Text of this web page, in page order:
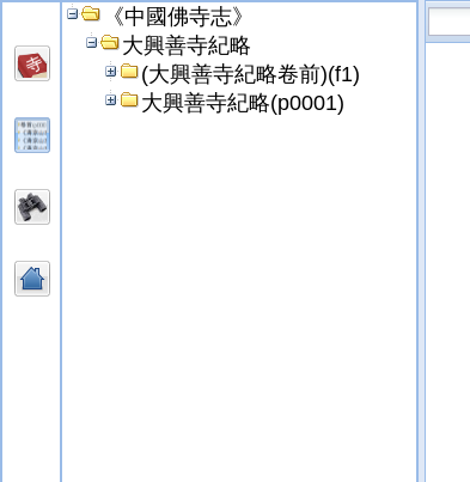
《中國佛寺志》
大興善寺紀略
(大興善寺紀略卷前)(f1)
大興善寺紀略(p0001)